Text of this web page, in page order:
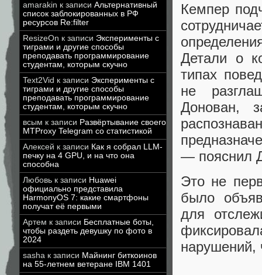
amarakin к записи Альтернативный
список заблокированных в РФ
ресурсов Re:filter
ResizeOn к записи Эксперименты с
тиграми и другие способы
преподавать программирование
студентам, которым скучно
Text2Vid к записи Эксперименты с
тиграми и другие способы
преподавать программирование
студентам, которым скучно
всым к записи Развёртывание своего
MTProxy Telegram со статистикой
Алексей к записи Как я собрал LLM-
печку на 4 GPU, и на что она
способна
Любовь к записи Huawei
официально представила
HarmonyOS 7: какие смартфоны
получат её первыми
Артем к записи Бесплатные боты,
чтобы раздеть девушку по фото в
2024
sasha к записи Майнинг биткоинов
на 55-летнем ветеране IBM 1401
Кемпер
Детали о
типах
не
Донован,
— пояснил
Это не
было
для
нарушений,